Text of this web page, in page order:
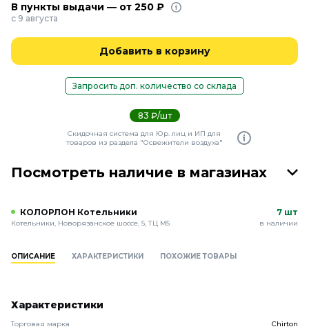
В пункты выдачи — от 250 ₽
с 9 августа
Добавить в корзину
Запросить доп. количество со склада
83 ₽/шт
Скидочная система для Юр. лиц и ИП для
товаров из раздела "Освежители воздуха"
Посмотреть наличие в магазинах
КОЛОРЛОН Котельники
Котельники, Новорязанское шоссе, 5, ТЦ М5
7 шт
в наличии
ОПИСАНИЕ ХАРАКТЕРИСТИКИ ПОХОЖИЕ ТОВАРЫ
Характеристики
Торговая марка Chirton